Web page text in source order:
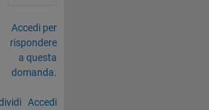
Accedi per
rispondere
a questa
domanda.
Accedi